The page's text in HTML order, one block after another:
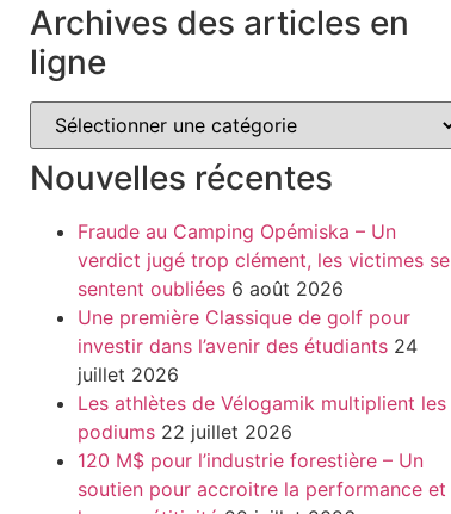
Archives des articles en
ligne
Nouvelles récentes
Fraude au Camping Opémiska – Un
verdict jugé trop clément, les victimes se
sentent oubliées 6 août 2026
Une première Classique de golf pour
investir dans l’avenir des étudiants 24
juillet 2026
Les athlètes de Vélogamik multiplient les
podiums 22 juillet 2026
120 M$ pour l’industrie forestière – Un
soutien pour accroitre la performance et